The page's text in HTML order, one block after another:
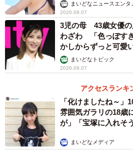
まいどなニュースエンタ
2026.08.07
3児の母 43歳女優の
わざわ 「色っぽす
かしからずっと可愛い
まいどなトピック
2026.08.07
アクセスランキ
「化けましたね～
雰囲気ガラリの18
が」「宝塚に入れそう
まいどなメディア